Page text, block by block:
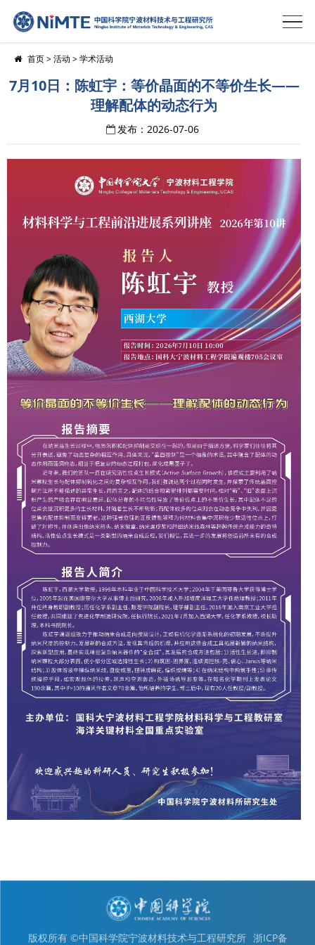
首页>活动 >学术活动
7月10日：陈虹宇：等价晶面的不等价生长——
理解配体的动态行为
发布：2026-07-06
版权所有 ©中国科学院宁波材料技术与工程研究所 浙ICP备